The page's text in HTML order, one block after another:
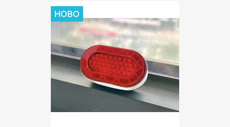
НОВО